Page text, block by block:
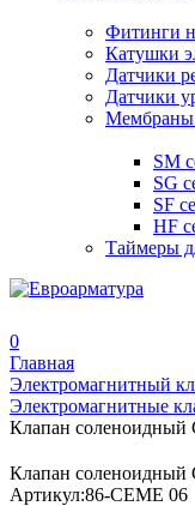
Фитинги
Катушки
Датчики
Датчики
Мембраны
SM
SG
SF
HF
Таймеры
0
Главная
Электромагнитный
Электромагнитные
Клапан соленоидный
Клапан соленоидный
Артикул:86-CEME 06